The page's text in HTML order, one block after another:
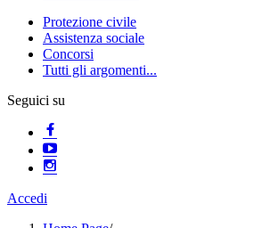
Protezione civile
Assistenza sociale
Concorsi
Tutti gli argomenti...
Seguici su
Accedi